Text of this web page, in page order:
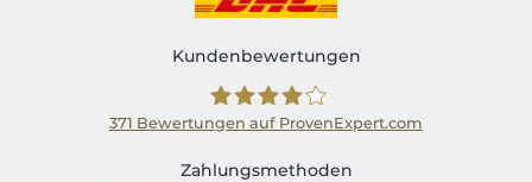
Kundenbewertungen
Shirtinator CH
371 Bewertungen auf ProvenExpert.com
Zahlungsmethoden